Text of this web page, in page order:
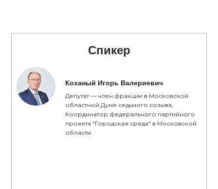
Спикер
Коханый Игорь Валериевич
Депутат — член фракции в Московской
областной Думе седьмого созыва,
Координатор федерального партийного
проекта "Городская среда" в Московской
области